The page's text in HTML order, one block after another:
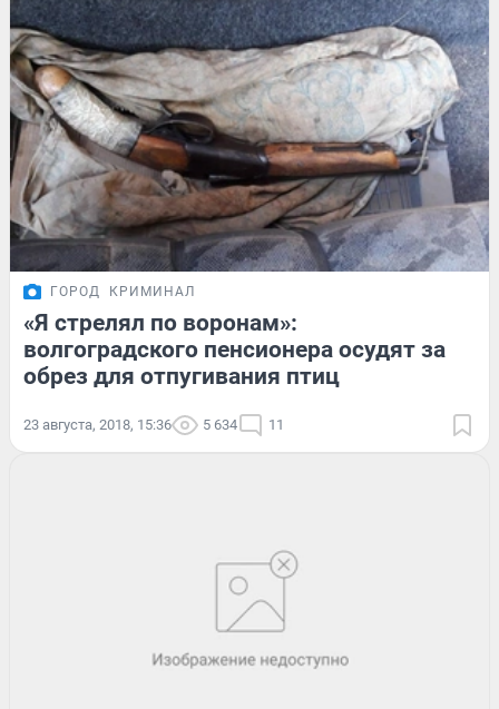
ГОРОД КРИМИНАЛ
«Я стрелял по воронам»:
волгоградского пенсионера осудят за
обрез для отпугивания птиц
23 августа, 2018, 15:36 5 634 11